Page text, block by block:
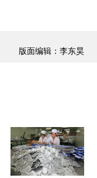
版面编辑：李东昊